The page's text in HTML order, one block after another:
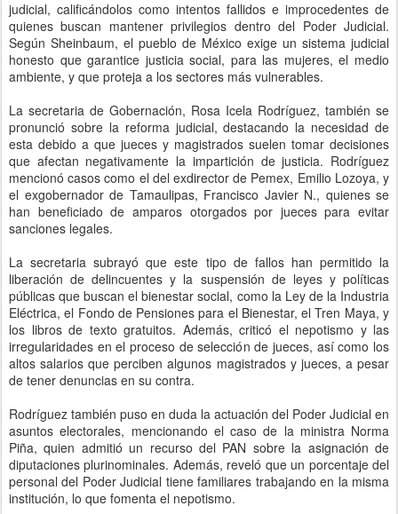
judicial, calificándolos como intentos fallidos e improcedentes de
quienes buscan mantener privilegios dentro del Poder Judicial.
Según Sheinbaum, el pueblo de México exige un sistema judicial
honesto que garantice justicia social, para las mujeres, el medio
ambiente, y que proteja a los sectores más vulnerables.
La secretaria de Gobernación, Rosa Icela Rodríguez, también se
pronunció sobre la reforma judicial, destacando la necesidad de
esta debido a que jueces y magistrados suelen tomar decisiones
que afectan negativamente la impartición de justicia. Rodríguez
mencionó casos como el del exdirector de Pemex, Emilio Lozoya, y
el exgobernador de Tamaulipas, Francisco Javier N., quienes se
han beneficiado de amparos otorgados por jueces para evitar
sanciones legales.
La secretaria subrayó que este tipo de fallos han permitido la
liberación de delincuentes y la suspensión de leyes y políticas
públicas que buscan el bienestar social, como la Ley de la Industria
Eléctrica, el Fondo de Pensiones para el Bienestar, el Tren Maya, y
los libros de texto gratuitos. Además, criticó el nepotismo y las
irregularidades en el proceso de selección de jueces, así como los
altos salarios que perciben algunos magistrados y jueces, a pesar
de tener denuncias en su contra.
Rodríguez también puso en duda la actuación del Poder Judicial en
asuntos electorales, mencionando el caso de la ministra Norma
Piña, quien admitió un recurso del PAN sobre la asignación de
diputaciones plurinominales. Además, reveló que un porcentaje del
personal del Poder Judicial tiene familiares trabajando en la misma
institución, lo que fomenta el nepotismo.